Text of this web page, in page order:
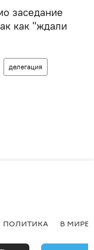
заседание
как "ждали
делегация
ПОЛИТИКА В МИРЕ